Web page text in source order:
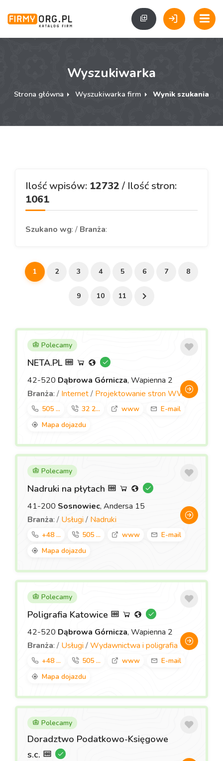
Wyszukiwarka
Strona główna Wyszukiwarka firm Wynik szukania
Ilość wpisów: 12732 / Ilość stron:
1061
Szukano wg: / Branża:
1 2 3 4 5 6 7 8
9 10 11
Polecamy
NETA.PL
42-520 Dąbrowa Górnicza, Wapienna 2
Branża: / Internet/ Projektowanie stron WWW
505 ... 32 2... www
E-mail
Mapa dojazdu
Polecamy
Nadruki na płytach
41-200 Sosnowiec, Andersa 15
Branża: / Usługi / Nadruki
+48 ... 505 ... www
E-mail
Mapa dojazdu
Polecamy
Poligrafia Katowice
42-520 Dąbrowa Górnicza, Wapienna 2
Branża: / Usługi /Wydawnictwa i poligrafia
+48 ... 505 ... www
E-mail
Mapa dojazdu
Polecamy
Doradztwo Podatkowo-Księgowe
s.c.